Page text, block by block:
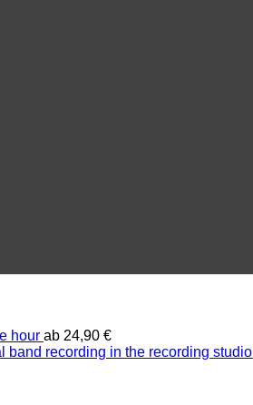
hour ab 24,90 €
band recording in the recording studio